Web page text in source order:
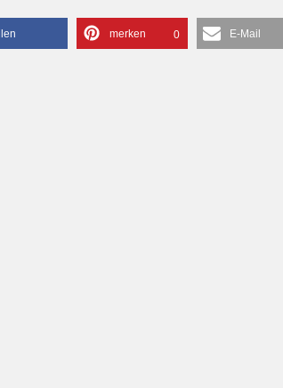
merken 0 E-Mail